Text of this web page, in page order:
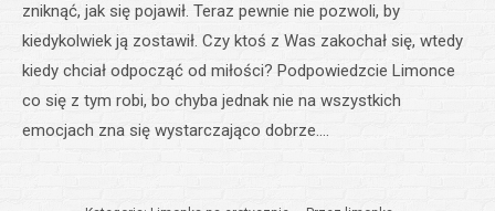
zniknąć, jak się pojawił. Teraz pewnie nie pozwoli, by
kiedykolwiek ją zostawił. Czy ktoś z Was zakochał się, wtedy
kiedy chciał odpocząć od miłości? Podpowiedzcie Limonce
co się z tym robi, bo chyba jednak nie na wszystkich
emocjach zna się wystarczająco dobrze….